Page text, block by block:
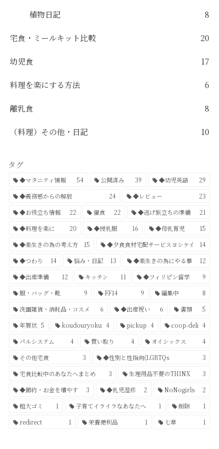
植物日記 8
宅食・ミールキット比較 20
幼児食 17
料理を楽にする方法 6
離乳食 8
（料理）その他・日記 10
タグ
◆マタニティ情報 54 公開済み 39 ◆幼児英語
29
◆義務感からの解放
24 ◆レビュー
23
◆お役立ち情報
22 偏食 22 ◆逃げ旅立ちの準備
21
◆料理を楽に
20 ◆授乳服 16 ◆母乳育児
15
◆楽生きの為の考え方
15 ◆夕食食材宅配サービスヨシケイ
14
◆つわり
14 悩み・日記 13 ◆楽生きの為にやる事
12
◆出産準備
12 キッチン 11 ◆フィリピン留学
9
服・バッグ・靴
9 FF14 9 編集中
8
洗面雑貨・消耗品・コスメ
6 ◆出産祝い 6 書類
5
年賀状 5 koudouryoku 4 pickup 4 coop-deli 4
パルシステム
4 買い取り 4 オイシックス
4
その他宅食
3 ◆性別と性指向(LGBTQs
3
宅食比較中のあなたへまとめ
3 生理用品不要のTHINX
3
◆節約・お金を増やす
3 ◆乳児湿疹 2 NoNogirls
2
粗大ゴミ
1 子育てイライラなあなたへ 1 削除
1
redirect
1 栄養便利品 1 七草 1